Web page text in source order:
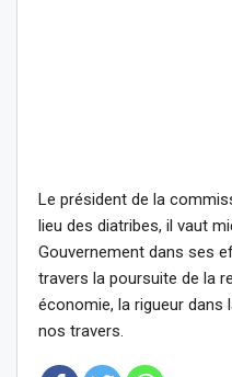
Le président de la
lieu des diatribes, il vaut
Gouvernement dans ses
travers la poursuite de la
économie, la rigueur dans
nos travers.